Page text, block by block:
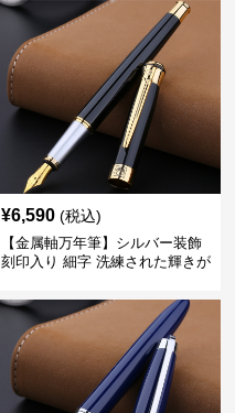
¥6,590 (税込)
【金属軸万年筆】シルバー装飾
刻印入り 細字 洗練された輝きが